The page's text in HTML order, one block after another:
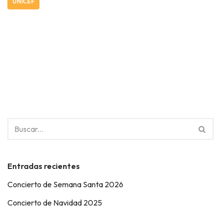
Entradas recientes
Concierto de Semana Santa 2026
Concierto de Navidad 2025